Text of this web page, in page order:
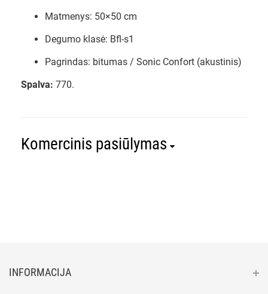
Matmenys: 50×50 cm
Degumo klasė: Bfl-s1
Pagrindas: bitumas / Sonic Confort (akustinis)
Spalva: 770.
Komercinis pasiūlymas
INFORMACIJA